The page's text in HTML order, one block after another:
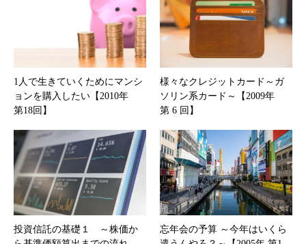
1人で生きていくためにマンシ
ョンを購入したい【2010年
第18回】
様々なクレジットカード～ガ
ソリン系カード～【2009年
第 6 回】
投資信託の基礎１ ～株価か
忘年会の予算 ～今年はいくら